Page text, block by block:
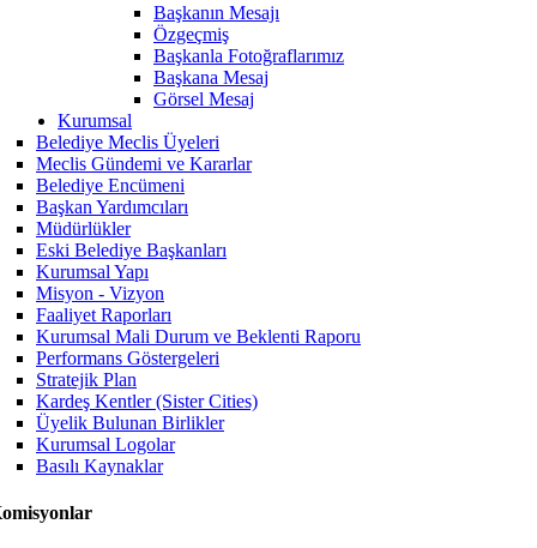
Başkanın Mesajı
Özgeçmiş
Başkanla Fotoğraflarımız
Başkana Mesaj
Görsel Mesaj
Kurumsal
Belediye Meclis Üyeleri
Meclis Gündemi ve Kararlar
Belediye Encümeni
Başkan Yardımcıları
Müdürlükler
Eski Belediye Başkanları
Kurumsal Yapı
Misyon - Vizyon
Faaliyet Raporları
Kurumsal Mali Durum ve Beklenti Raporu
Performans Göstergeleri
Stratejik Plan
Kardeş Kentler (Sister Cities)
Üyelik Bulunan Birlikler
Kurumsal Logolar
Basılı Kaynaklar